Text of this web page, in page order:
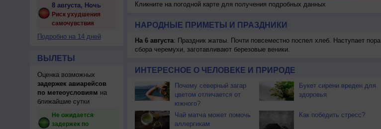
8 августа, Ночь
Риск ухудшения
самочувствия
Подробно на 14 дней
ВЫЛЕТЫ
Оценка возможных
задержек авиарейсов
по метеоусловиям на
ближайшие сутки
Не ожидается
задержек по
Кликните на погодной карте для получения подробных данных
НАРОДНЫЕ ПРИМЕТЫ И ПРАЗДНИКИ
На 6 августа: Праздник жатвы. Почти повсеместно поспел хлеб. Наступает пора
сбора черемухи, заготавливают березовые веники.
ИНТЕРЕСНОЕ О ЧЕЛОВЕКЕ И ПРИРОДЕ
Почему северный загар
цветом отличается от
южного?
Букет сирени вреден для
здоровья
Чай матча может помочь
аллергикам
Как победить стресс?